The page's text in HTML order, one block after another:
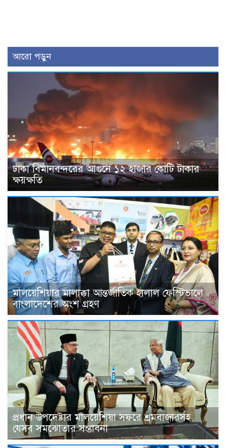
আরো পড়ুন
ঢাকা বিমানবন্দরের আগুনে ১২ হাজার কোটি টাকার
ক্ষয়ক্ষতি
মালয়েশিয়ার মালাক্কা আন্তর্জাতিক হালাল ফেস্টিভালে
বাংলাদেশের অংশ গ্রহণ
প্রধান উপদেষ্টার মালয়েশিয়া সফরে শ্রমবাজারসহ
যেসব সমঝোতার সম্ভাবনা